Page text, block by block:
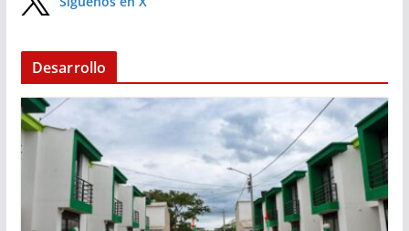
Desarrollo